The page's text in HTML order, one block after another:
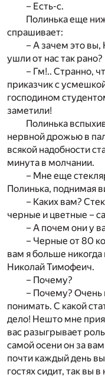
– Есть-с.
Полинька еще
спрашивает:
– А зачем это
ушли от нас так рано?
– Гм!.. Странно,
приказчик с
господином
заметили!
Полинька
нервной дрожью в
всякой надобности
минута в молчании.
– Мне еще
Полинька, поднимая
– Каких вам?
черные и цветные –
– А почем они у
– Черные от 80
вам я больше
Николай Тимофеич.
– Почему?
– Почему?
понимать. С какой
дело! Нешто мне
вас разыгрывает
самой осени он за
почти каждый день вы
гостях сидит, так вы